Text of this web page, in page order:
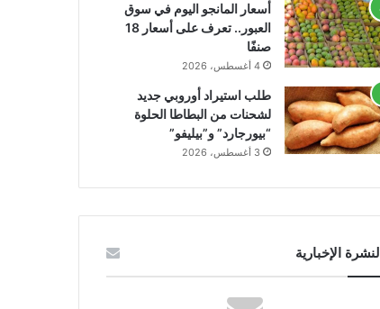
أسعار المانجو اليوم في سوق
العبور.. تعرف على أسعار 18
صنفًا
4 أغسطس، 2026
طلب استيراد أوروبي جديد
لشحنات من البطاطا الحلوة
“بيورجارد” و”بيليفو”
3 أغسطس، 2026
النشرة الإخبارية